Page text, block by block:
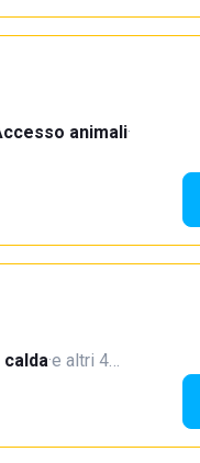
animali·
calda·e altri 4…